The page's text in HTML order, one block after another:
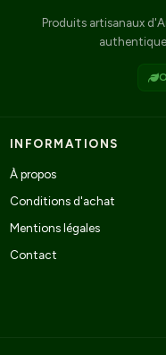
Produits artisanaux
INFORMATIONS
À propos
Conditions d'achat
Mentions légales
Contact